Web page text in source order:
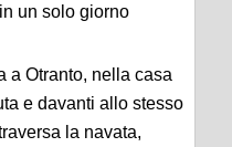
un solo giorno
a Otranto, nella casa
e davanti allo stesso
la navata,